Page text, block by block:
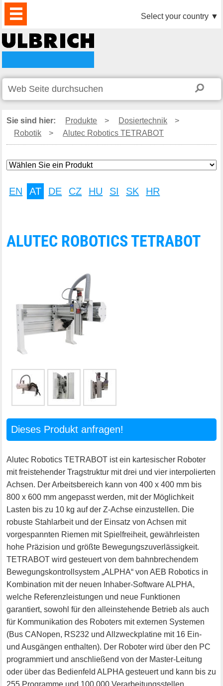
PRODUKTE
AKTUELLES
DOWNLOAD
VIDEO
PARTNER
UNTERNEHMEN
KONTAKTE Select your country ▼
Sie sind hier: Produkte > Dosiertechnik
>
Robotik
> Alutec Robotics TETRABOT
EN AT DE CZ HU SI SK HR
ALUTEC ROBOTICS TETRABOT
Dieses Produkt anfragen!
Alutec Robotics TETRABOT ist ein kartesischer Roboter
mit freistehender Tragstruktur mit drei und vier interpolierten
Achsen. Der Arbeitsbereich kann von 400 x 400 mm bis
800 x 600 mm angepasst werden, mit der Möglichkeit
Lasten bis zu 10 kg auf der Z-Achse einzustellen. Die
robuste Stahlarbeit und der Einsatz von Achsen mit
vorgespannten Riemen mit Spielfreiheit, gewährleisten
hohe Präzision und größte Bewegungszuverlässigkeit.
TETRABOT wird gesteuert von dem bahnbrechendem
Bewegungskontrollsystem „ALPHA“ von AEB Robotics in
Kombination mit der neuen Inhaber-Software ALPHA,
welche Referenzleistungen und neue Funktionen
garantiert, sowohl für den alleinstehende Betrieb als auch
für Kommunikation des Roboters mit externen Systemen
(Bus CANopen, RS232 und Allzweckplatine mit 16 Ein-
und Ausgängen enthalten). Der Roboter wird über den PC
programmiert und anschließend von der Master-Leitung
oder über das Bedienfeld ALPHA gesteuert und kann bis zu
255 Programme und 100.000 Verarbeitungsstellen